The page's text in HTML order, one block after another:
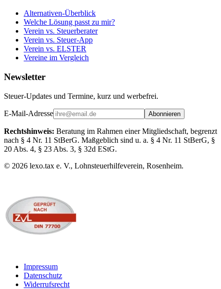
Alternativen-Überblick
Welche Lösung passt zu mir?
Verein vs. Steuerberater
Verein vs. Steuer-App
Verein vs. ELSTER
Vereine im Vergleich
Newsletter
Steuer-Updates und Termine, kurz und werbefrei.
E-Mail-Adresse Abonnieren
Rechtshinweis: Beratung im Rahmen einer Mitgliedschaft, begrenzt
nach § 4 Nr. 11 StBerG. Maßgeblich sind u. a. § 4 Nr. 11 StBerG, §
20 Abs. 4, § 23 Abs. 3, § 32d EStG.
© 2026 lexo.tax e. V., Lohnsteuerhilfeverein, Rosenheim.
Impressum
Datenschutz
Widerrufsrecht